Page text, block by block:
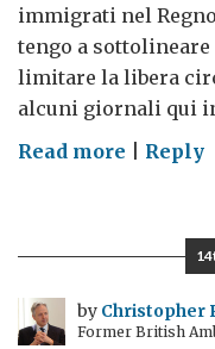
immigrati nel
tengo a
limitare la libera
alcuni giornali qui
Read more on
sussidi
nel
Reply
by Christopher
Former British